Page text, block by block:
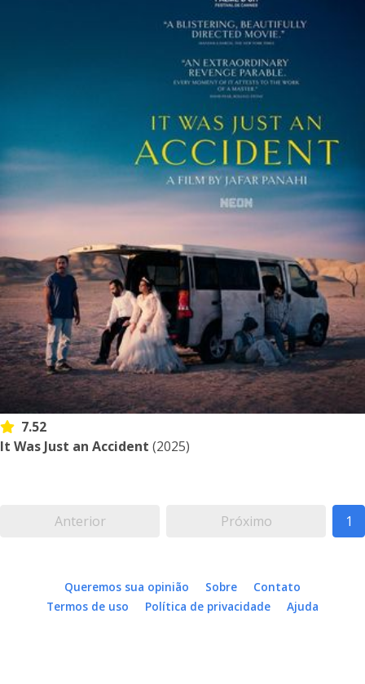
7.52
It Was Just an Accident (2025)
Anterior Próximo 1
Queremos sua opinião Sobre
Contato
Termos de uso
Política de privacidade Ajuda